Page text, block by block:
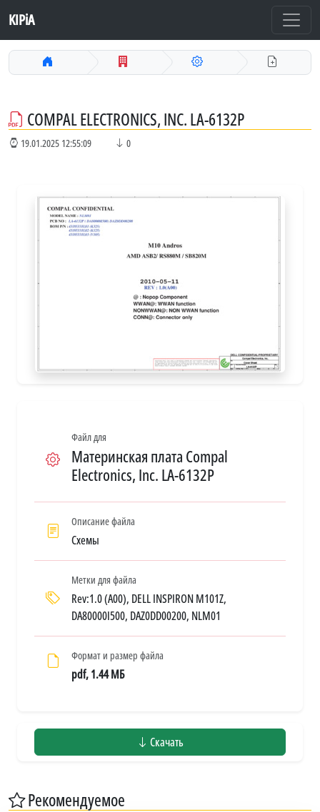
KIPiA
COMPAL ELECTRONICS, INC. LA-6132P
19.01.2025 12:55:09 0
Файл для
Материнская плата Compal
Electronics, Inc. LA-6132P
Описание файла
Схемы
Метки для файла
Rev:1.0 (A00), DELL INSPIRON M101Z,
DA80000I500, DAZ0DD00200, NLM01
Формат и размер файла
pdf, 1.44 МБ
Скачать
Рекомендуемое